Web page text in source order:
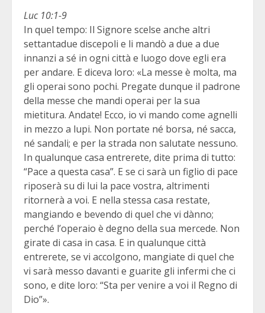
Luc 10:1-9
In quel tempo: Il Signore scelse anche altri
settantadue discepoli e li mandò a due a due
innanzi a sé in ogni città e luogo dove egli era
per andare. E diceva loro: «La messe è molta, ma
gli operai sono pochi. Pregate dunque il padrone
della messe che mandi operai per la sua
mietitura. Andate! Ecco, io vi mando come agnelli
in mezzo a lupi. Non portate né borsa, né sacca,
né sandali; e per la strada non salutate nessuno.
In qualunque casa entrerete, dite prima di tutto:
“Pace a questa casa”. E se ci sarà un figlio di pace
riposerà su di lui la pace vostra, altrimenti
ritornerà a voi. E nella stessa casa restate,
mangiando e bevendo di quel che vi dànno;
perché l’operaio è degno della sua mercede. Non
girate di casa in casa. E in qualunque città
entrerete, se vi accolgono, mangiate di quel che
vi sarà messo davanti e guarite gli infermi che ci
sono, e dite loro: “Sta per venire a voi il Regno di
Dio”».